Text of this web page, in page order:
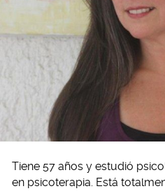
Tiene 57 años y estudió
en psicoterapia. Está